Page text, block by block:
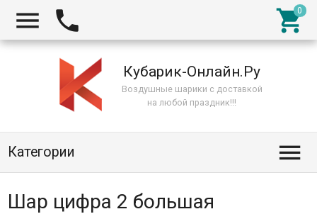
  
Кубарик-Онлайн.Ру
Воздушные шарики с доставкой
на любой праздник!!!
Категории 
Шар цифра 2 большая